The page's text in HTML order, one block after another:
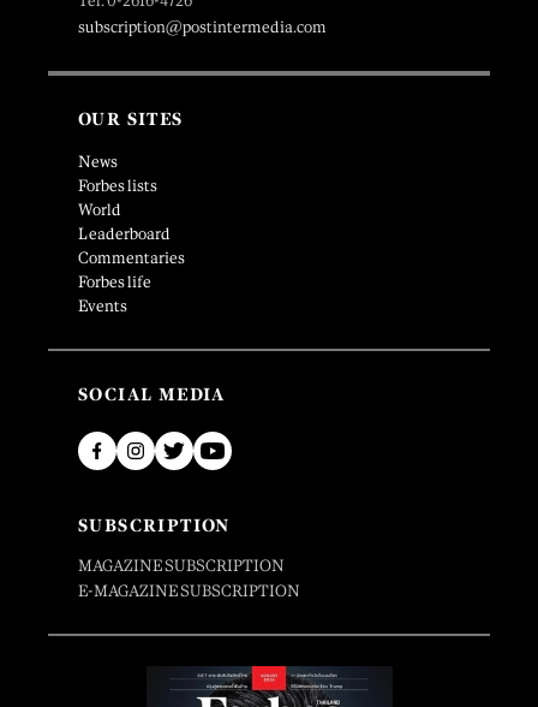
subscription@postintermedia.com
OUR SITES
News
Forbes lists
World
Leaderboard
Commentaries
Forbes life
Events
SOCIAL MEDIA
SUBSCRIPTION
MAGAZINE SUBSCRIPTION
E-MAGAZINE SUBSCRIPTION